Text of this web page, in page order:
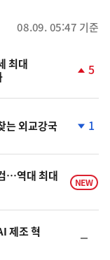
08.09. 05:47 기준
최대
5
는 외교강국
락
1
…역대 최대
NEW
제조 혁